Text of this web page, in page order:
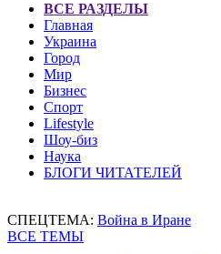
ВСЕ РАЗДЕЛЫ
Главная
Украина
Город
Мир
Бизнес
Спорт
Lifestyle
Шоу-биз
Наука
БЛОГИ ЧИТАТЕЛЕЙ
СПЕЦТЕМА: Война в Иране
ВСЕ ТЕМЫ